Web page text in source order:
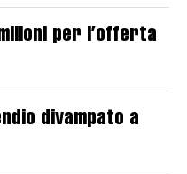
per l’offerta
divampato a